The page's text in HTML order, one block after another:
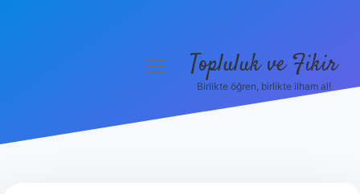
menüyüTopluluk ve Fikir
Birlikte öğren, birlikte ilham al!